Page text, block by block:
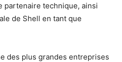
partenaire technique, ainsi
de Shell en tant que
des plus grandes entreprises